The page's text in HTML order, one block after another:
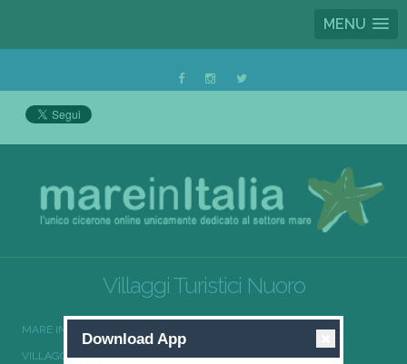
MENU
Villaggi Turistici Nuoro
MARE IN ITALIA
VILLAGGI TURISTICI SARDEGNA VILLAGGI TURISTICI NUORO
Download App